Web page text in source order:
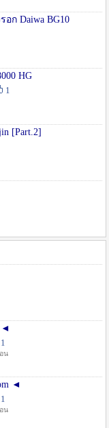
ก Daiwa BG10
HG
1
[Part.2]
◄
1
น
◄
1
น